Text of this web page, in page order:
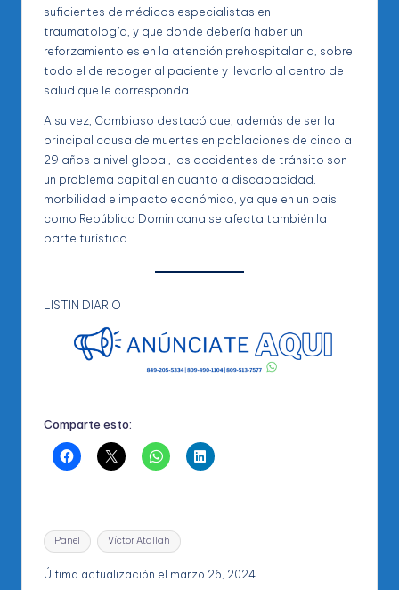
suficientes de médicos especialistas en
traumatología, y que donde debería haber un
reforzamiento es en la atención prehospitalaria, sobre
todo el de recoger al paciente y llevarlo al centro de
salud que le corresponda.
A su vez, Cambiaso destacó que, además de ser la
principal causa de muertes en poblaciones de cinco a
29 años a nivel global, los accidentes de tránsito son
un problema capital en cuanto a discapacidad,
morbilidad e impacto económico, ya que en un país
como República Dominicana se afecta también la
parte turística.
LISTIN DIARIO
Comparte esto:
Etiquetas:
Panel Víctor Atallah
Última actualización el marzo 26, 2024